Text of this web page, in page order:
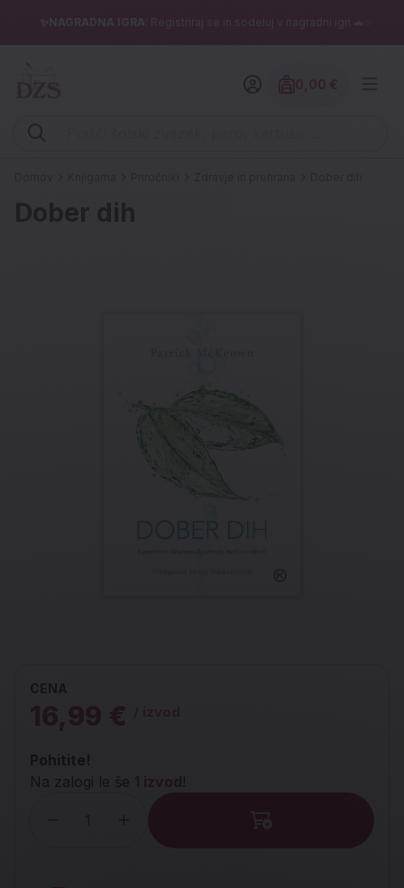
✨NAGRADNA IGRA : Registriraj se in sodeluj v nagradni igri 🚗✨
Vpišite iskalni niz (šolski zvezek, pero, kartuše ...)
Dober dih
CENA
16,99 €
Pohitite!
Na zalogi le še 1 izvod !